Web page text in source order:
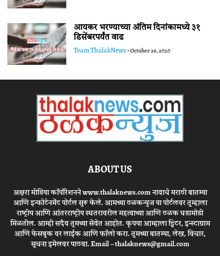
आयकर भरण्याच्या अंतिम दिनांकामध्ये ३१
डिसेंबरपर्यंत वाढ
Team ThalakNews-October 26, 2020
ABOUT US
अक्षरा मीडिया कॉर्पोरेशनने www.thalaknews.com नावाचे मराठी बातम्या
आणि इन्फोटेनमेंट पोर्टल सुरू केले. आमच्या ठळकन्युज या पोर्टलवर तुम्हाला
राष्ट्रीय आणि आंतरराष्ट्रीय स्घतरावरील महत्वाच्या आणि ठळक घडामोडी
मिळतील. आम्ही सदैव तुमच्या सेवेत आहोत. कृपया आम्हाला ट्विटर, इन्स्टाग्राम
आणि फेसबुक वर लाईक आणि फॉलो करा. तुमच्या बातम्या, लेख, विचार,
सूचना इमेलवर पाठवा. Email – thalaknews@gmail.com